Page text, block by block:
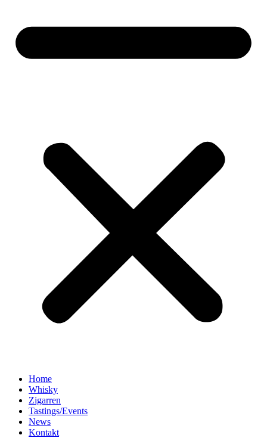
Home
Whisky
Zigarren
Tastings/Events
News
Kontakt